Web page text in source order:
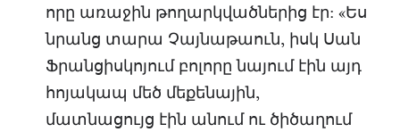
որը առաջին թողարկվածներից էր: «Ես
նրանց տարա Չայնաթաուն, իսկ Սան
Ֆրանցիսկոյում բոլորը նայում էին այդ
հոյակապ մեծ մեքենային,
մատնացույց էին անում ու ծիծաղում